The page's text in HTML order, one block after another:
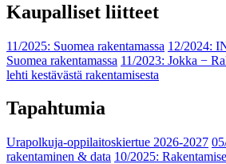
Kaupalliset liitteet
11/2025: Suomea rakentamassa 12/2024:
Suomea rakentamassa 11/2023: Jokka −
lehti kestävästä rakentamisesta
Tapahtumia
Urapolkuja-oppilaitoskiertue 2026-2027
rakentaminen & data 10/2025: